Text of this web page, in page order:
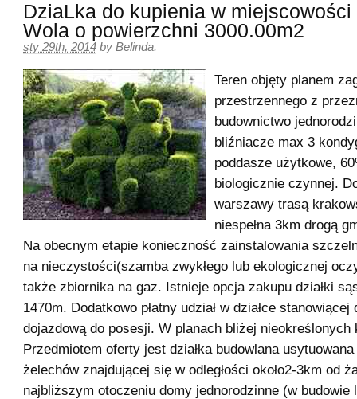
DziaLka do kupienia w miejscowości
Wola o powierzchni 3000.00m2
sty 29th, 2014 by Belinda.
Teren objęty planem
przestrzennego z
budownictwo
bliźniacze max 3
poddasze użytkowe,
biologicznie czynnej.
warszawy trasą
niespełna 3km drogą
Na obecnym etapie konieczność zainstalowania
na nieczystości(szamba zwykłego lub ekologicznej
także zbiornika na gaz. Istnieje opcja zakupu działki
1470m. Dodatkowo płatny udział w działce stanowiącej
dojazdową do posesji. W planach bliżej nieokreślonych
Przedmiotem oferty jest działka budowlana
żelechów znajdującej się w odległości około2-3km od
najbliższym otoczeniu domy jednorodzinne (w budowie